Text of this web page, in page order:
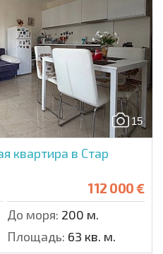
15
квартира в Стар
112 000 €
До моря: 200 м.
Площадь: 63 кв. м.